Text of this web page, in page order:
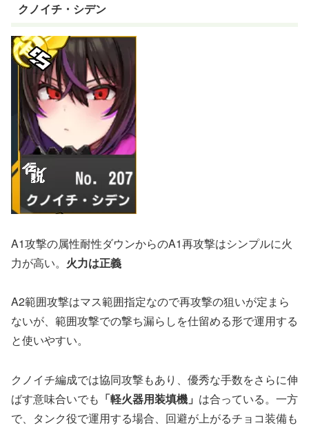
クノイチ・シデン
A1攻撃の属性耐性ダウンからのA1再攻撃はシンプルに火
力が高い。 火力は正義
A2範囲攻撃はマス範囲指定なので再攻撃の狙いが定まら
ないが、範囲攻撃での撃ち漏らしを仕留める形で運用する
と使いやすい。
クノイチ編成では協同攻撃もあり、優秀な手数をさらに伸
ばす意味合いでも 「軽火器用装填機」 は合っている。一方
で、タンク役で運用する場合、回避が上がるチョコ装備も